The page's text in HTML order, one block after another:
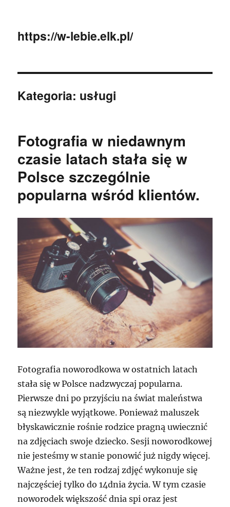
https://w-lebie.elk.pl/
Kategoria: usługi
Fotografia w niedawnym
czasie latach stała się w
Polsce szczególnie
popularna wśród klientów.
Fotografia noworodkowa w ostatnich latach
stała się w Polsce nadzwyczaj popularna.
Pierwsze dni po przyjściu na świat maleństwa
są niezwykle wyjątkowe. Ponieważ maluszek
błyskawicznie rośnie rodzice pragną uwiecznić
na zdjęciach swoje dziecko. Sesji noworodkowej
nie jesteśmy w stanie ponowić już nigdy więcej.
Ważne jest, że ten rodzaj zdjęć wykonuje się
najczęściej tylko do 14dnia życia. W tym czasie
noworodek większość dnia spi oraz jest